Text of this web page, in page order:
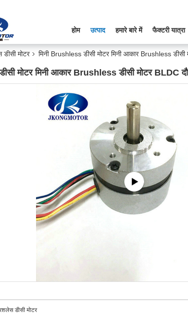
होम उत्पाद हमारे बारे में फैक्टरी यात्रा
मोटर मिनी Brushless डीसी मोटर मिनी आकार Brushless
मोटर मिनी आकार Brushless डीसी मोटर BLDC
डीसी मोटर